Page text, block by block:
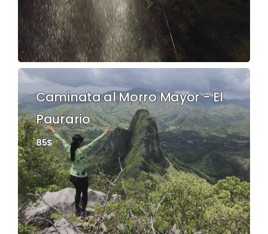
Caminata al Morro Mayor - El
Paurario
85$